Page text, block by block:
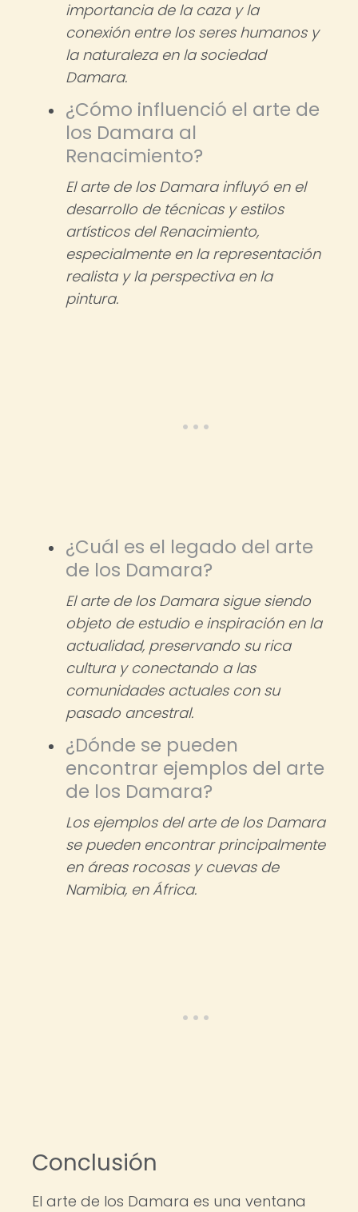
importancia de la caza y la
conexión entre los seres humanos y
la naturaleza en la sociedad
Damara.
¿Cómo influenció el arte de
los Damara al
Renacimiento?
El arte de los Damara influyó en el
desarrollo de técnicas y estilos
artísticos del Renacimiento,
especialmente en la representación
realista y la perspectiva en la
pintura.
¿Cuál es el legado del arte
de los Damara?
El arte de los Damara sigue siendo
objeto de estudio e inspiración en la
actualidad, preservando su rica
cultura y conectando a las
comunidades actuales con su
pasado ancestral.
¿Dónde se pueden
encontrar ejemplos del arte
de los Damara?
Los ejemplos del arte de los Damara
se pueden encontrar principalmente
en áreas rocosas y cuevas de
Namibia, en África.
Conclusión
El arte de los Damara es una ventana